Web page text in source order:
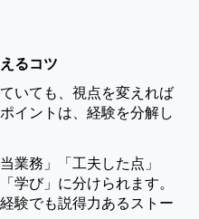
るコツ
いても、視点を変えれば
イントは、経験を分解し
業務」「工夫した点」
学び」に分けられます。
験でも説得力あるストー